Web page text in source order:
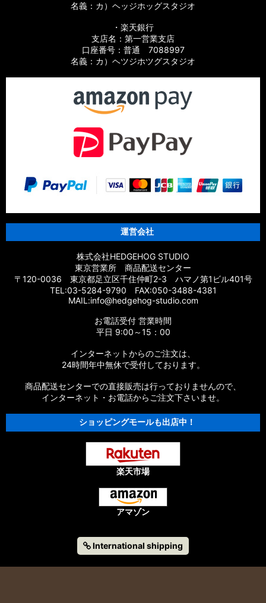
名義：カ）ヘッジホッグスタジオ
・楽天銀行
支店名：第一営業支店
口座番号：普通 7088997
名義：カ）ヘツジホツグスタジオ
運営会社
株式会社HEDGEHOG STUDIO
東京営業所 商品配送センター
〒120-0036 東京都足立区千住仲町2-3 ハマノ第1ビル401号
TEL:03-5284-9790 FAX:050-3488-4381
MAIL:info@hedgehog-studio.com
お電話受付 営業時間
平日 9:00～15：00
インターネットからのご注文は、
24時間年中無休で受付しております。
商品配送センターでの直接販売は行っておりませんので、
インターネット・お電話からご注文下さいませ。
ショッピングモールも出店中！
楽天市場
アマゾン
International shipping